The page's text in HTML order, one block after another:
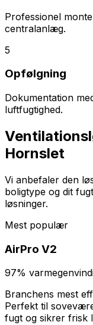
Professionel
centralanlæg.
5
Opfølgning
Dokumentation
luftfugtighed.
Hornslet
Vi anbefaler den
boligtype og dit
løsninger.
Mest populær
AirPro V2
97%
Branchens mest
Perfekt til
fugt og sikrer frisk